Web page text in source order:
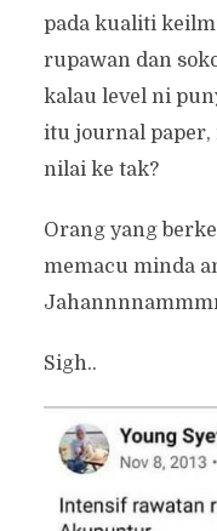
pada kualiti
rupawan dan
kalau level ni
itu journal paper,
nilai ke tak?
Orang yang
memacu minda
Sigh..